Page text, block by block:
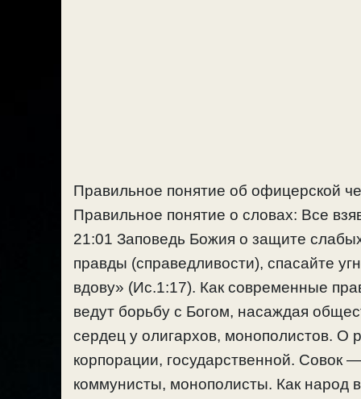
Правильное понятие об офицерской
Правильное понятие о словах: Все
21:01 Заповедь Божия о защите
правды (справедливости), спасайте
вдову» (Ис.1:17). Как современные
ведут борьбу с Богом, насаждая
сердец у олигархов, монополистов. О
корпорации, государственной. Совок
коммунисты, монополисты. Как народ